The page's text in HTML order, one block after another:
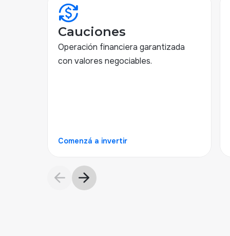
currency_exchange
Cauciones
Operación financiera garantizada
con valores negociables.
Comenzá a invertir
arrow_back arrow_forward